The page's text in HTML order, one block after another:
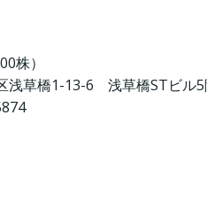
株）
浅草橋1-13-6 浅草橋STビル